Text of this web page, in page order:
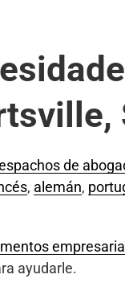
de
, alemán,
ayudarle.